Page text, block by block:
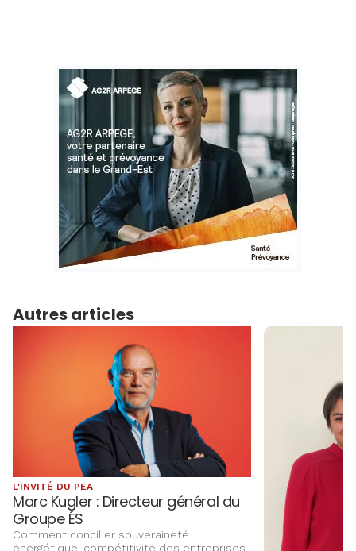
Autres articles
L'INVITÉ DU PEA
Marc Kugler : Directeur général du
Groupe ÉS
Comment concilier souveraineté
énergétique, compétitivité des entreprises